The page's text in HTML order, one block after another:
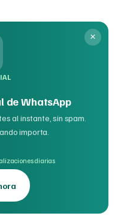
de WhatsApp
al instante, sin spam.
importa.
diarias